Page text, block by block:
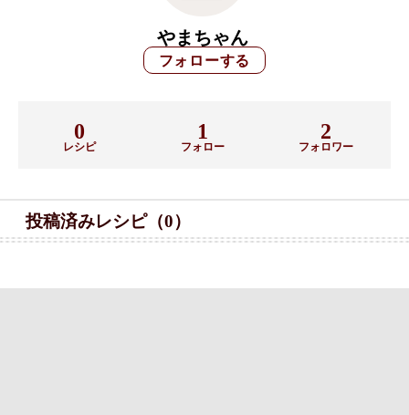
やまちゃん
0
レシピ
1
フォロー
2
フォロワー
投稿済みレシピ（0）